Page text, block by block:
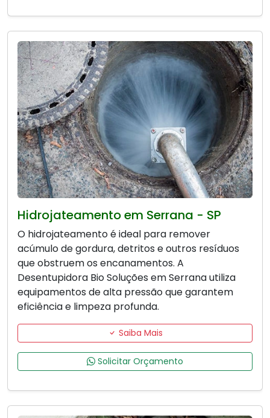
Hidrojateamento em Serrana - SP
O hidrojateamento é ideal para remover
acúmulo de gordura, detritos e outros resíduos
que obstruem os encanamentos. A
Desentupidora Bio Soluções em Serrana utiliza
equipamentos de alta pressão que garantem
eficiência e limpeza profunda.
Saiba Mais
Solicitar Orçamento